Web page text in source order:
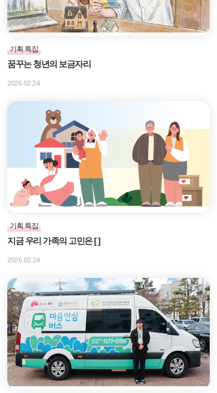
기획 특집
꿈꾸는 청년의 보금자리
2026.02.24
기획 특집
지금 우리 가족의 고민은 [ ]
2026.02.24